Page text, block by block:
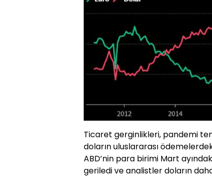
Ticaret gerginlikleri, pandemi
doların uluslararası
ABD’nin para birimi Mart
geriledi ve analistler doların